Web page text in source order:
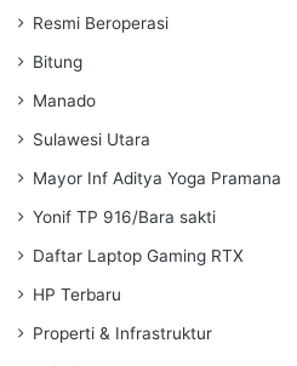
Resmi Beroperasi
Bitung
Manado
Sulawesi Utara
Mayor Inf Aditya Yoga Pramana
Yonif TP 916/Bara sakti
Daftar Laptop Gaming RTX
HP Terbaru
Properti & Infrastruktur